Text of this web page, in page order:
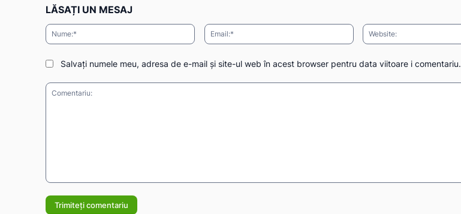
LĂSAȚI UN MESAJ
Nume:* Email:*
Salvați numele meu, adresa de e-mail și site-ul web în acest browser pentru data viitoare i comentariu.